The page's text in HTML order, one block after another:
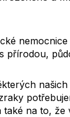
přírodou,
na to,